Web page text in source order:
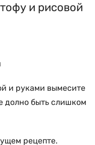
и рисовой
и руками вымесите
долно быть слишком
рецепте.